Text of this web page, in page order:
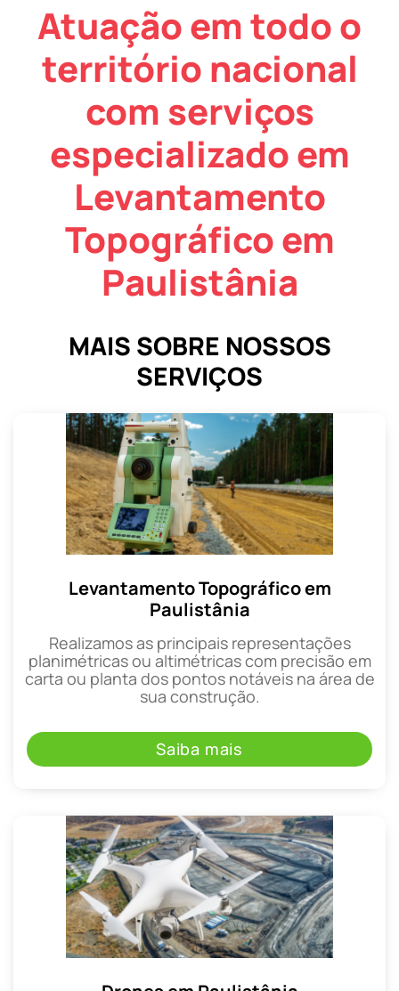
Atuação em todo o
território nacional
com serviços
especializado em
Levantamento
Topográfico em
Paulistânia
MAIS SOBRE NOSSOS
SERVIÇOS
Levantamento Topográfico em
Paulistânia
Realizamos as principais representações
planimétricas ou altimétricas com precisão em
carta ou planta dos pontos notáveis na área de
sua construção.
Saiba mais